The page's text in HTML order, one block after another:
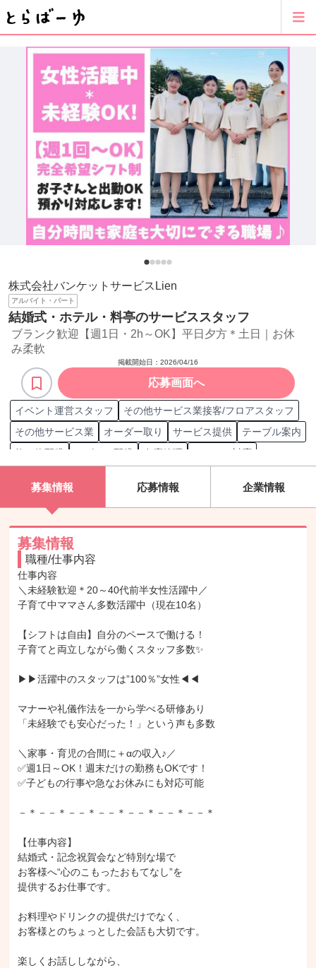
株式会社バンケットサービスLien
アルバイト・パート
結婚式・ホテル・料亭のサービススタッフ
ブランク歓迎【週1日・2h～OK】平日夕方＊土日｜お休
み柔軟
掲載開始日： 2026/04/16
応募画面へ
イベント運営スタッフ
その他サービス業接客/フロアスタッフ
その他サービス業
オーダー取り サービス提供
テーブル案内
飲み物配膳
デザート配膳 在庫管理
クレーム対応
専門式場ウェディング
レストランウェディング
ホテルウェディング
顧客層 宴会利用者
募集情報 応募情報 企業情報
募集情報
職種/仕事内容
仕事内容
＼未経験歓迎＊20～40代前半女性活躍中／
子育て中ママさん多数活躍中（現在10名）
【シフトは自由】自分のペースで働ける！
子育てと両立しながら働くスタッフ多数✨
▶▶活躍中のスタッフは”100％”女性◀◀
マナーや礼儀作法を一から学べる研修あり
「未経験でも安心だった！」という声も多数
＼家事・育児の合間に＋αの収入♪／
✅週1日～OK！週末だけの勤務もOKです！
✅子どもの行事や急なお休みにも対応可能
－＊－－＊－－＊－－＊－－＊－－＊－－＊
【仕事内容】
結婚式・記念祝賀会など特別な場で
お客様へ“心のこもったおもてなし”を
提供するお仕事です。
お料理やドリンクの提供だけでなく、
お客様とのちょっとした会話も大切です。
楽しくお話ししながら、